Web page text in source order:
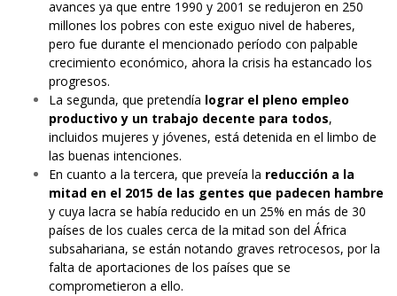
avances ya que entre 1990 y 2001 se redujeron en 250
millones los pobres con este exiguo nivel de haberes,
pero fue durante el mencionado período con palpable
crecimiento económico, ahora la crisis ha estancado los
progresos.
La segunda, que pretendía lograr el pleno empleo
productivo y un trabajo decente para todos,
incluidos mujeres y jóvenes, está detenida en el limbo de
las buenas intenciones.
En cuanto a la tercera, que preveía la reducción a la
mitad en el 2015 de las gentes que padecen hambre
y cuya lacra se había reducido en un 25% en más de 30
países de los cuales cerca de la mitad son del África
subsahariana, se están notando graves retrocesos, por la
falta de aportaciones de los países que se
comprometieron a ello.